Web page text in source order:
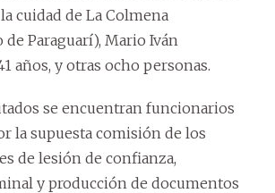
cuidad de La Colmena
Paraguarí), Mario Iván
años, y otras ocho personas.
se encuentran funcionarios
la supuesta comisión de los
de lesión de confianza,
y producción de documentos